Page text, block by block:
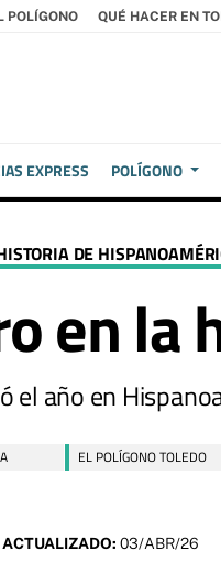
POLÍGONO QUÉ HACER EN
EXPRESS POLÍGONO
DE
en la
el año en
EL POLÍGONO TOLEDO
ACTUALIZADO: 03/ABR/26